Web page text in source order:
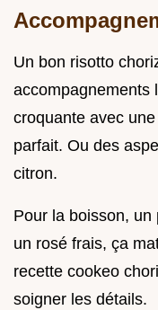
Un bon risotto
accompagnements
croquante avec
parfait. Ou des
citron.
Pour la boisson,
un rosé frais, ça
recette cookeo
soigner les détails.